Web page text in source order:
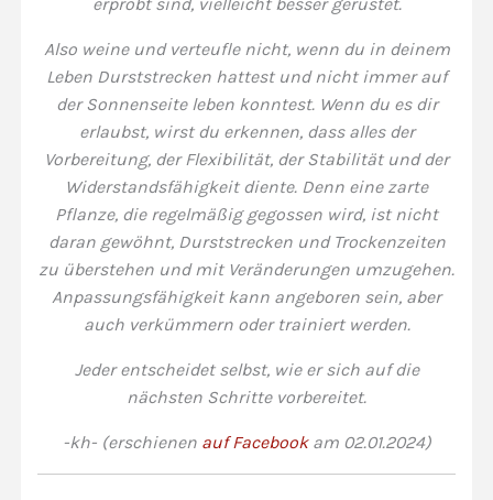
Also weine und verteufle nicht, wenn du in deinem
Leben Durststrecken hattest und nicht immer auf
der Sonnenseite leben konntest. Wenn du es dir
erlaubst, wirst du erkennen, dass alles der
Vorbereitung, der Flexibilität, der Stabilität und der
Widerstandsfähigkeit diente. Denn eine zarte
Pflanze, die regelmäßig gegossen wird, ist nicht
daran gewöhnt, Durststrecken und Trockenzeiten
zu überstehen und mit Veränderungen umzugehen.
Anpassungsfähigkeit kann angeboren sein, aber
auch verkümmern oder trainiert werden.
Jeder entscheidet selbst, wie er sich auf die
nächsten Schritte vorbereitet.
-kh- (erschienen auf Facebookam 02.01.2024)